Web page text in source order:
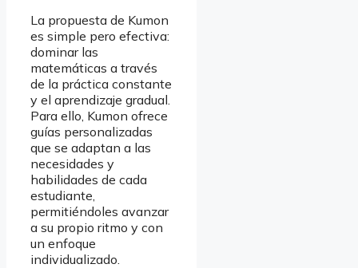
La propuesta de Kumon
es simple pero efectiva:
dominar las
matemáticas a través
de la práctica constante
y el aprendizaje gradual.
Para ello, Kumon ofrece
guías personalizadas
que se adaptan a las
necesidades y
habilidades de cada
estudiante,
permitiéndoles avanzar
a su propio ritmo y con
un enfoque
individualizado.